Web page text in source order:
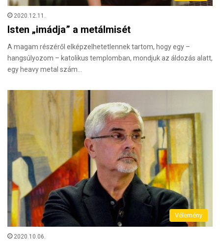
2020.12.11.
Isten „imádja” a metálmisét
A magam részéről elképzelhetetlennek tartom, hogy egy –
hangsúlyozom – katolikus templomban, mondjuk az áldozás alatt,
egy heavy metal szám…
Vélemény
2020.10.06.